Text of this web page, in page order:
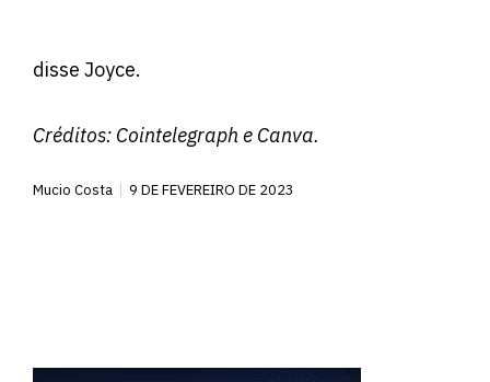
disse Joyce.
Créditos: Cointelegraph e Canva.
Mucio Costa 9 DE FEVEREIRO DE 2023